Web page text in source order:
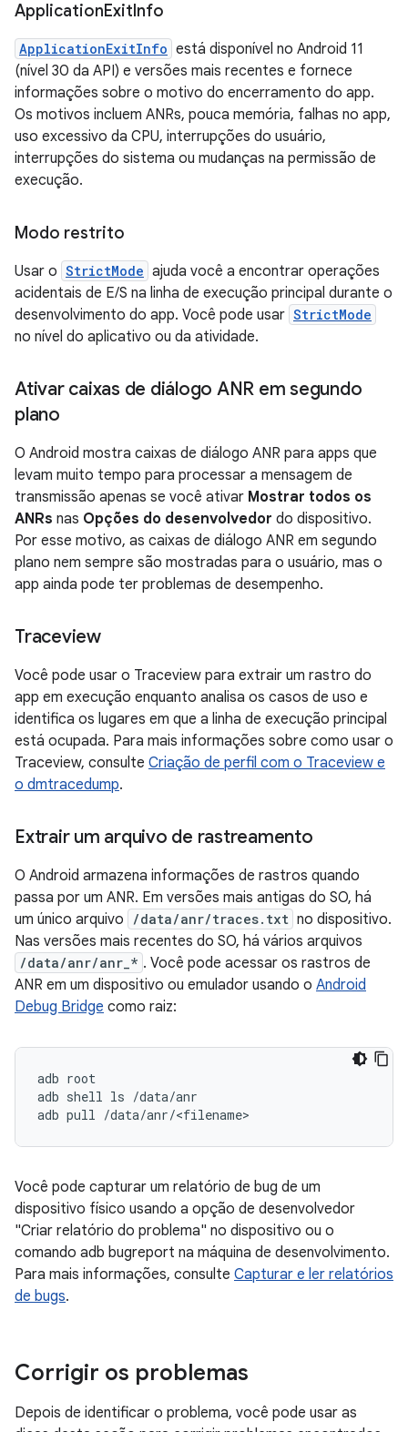
ApplicationExit Info
ApplicationExitInfo está disponível no Android 11
(nível 30 da API) e versões mais recentes e fornece
informações sobre o motivo do encerramento do app.
Os motivos incluem ANRs, pouca memória, falhas no app,
uso excessivo da CPU, interrupções do usuário,
interrupções do sistema ou mudanças na permissão de
execução.
Modo restrito
Usar o StrictMode ajuda você a encontrar operações
acidentais de E/S na linha de execução principal durante o
desenvolvimento do app. Você pode usar StrictMode
no nível do aplicativo ou da atividade.
Ativar caixas de diálogo ANR em segundo
plano
O Android mostra caixas de diálogo ANR para apps que
levam muito tempo para processar a mensagem de
transmissão apenas se você ativar Mostrar todos os
ANRs nas Opções do desenvolvedor do dispositivo.
Por esse motivo, as caixas de diálogo ANR em segundo
plano nem sempre são mostradas para o usuário, mas o
app ainda pode ter problemas de desempenho.
Traceview
Você pode usar o Traceview para extrair um rastro do
app em execução enquanto analisa os casos de uso e
identifica os lugares em que a linha de execução principal
está ocupada. Para mais informações sobre como usar o
Traceview, consulte Criação de perfil com o Traceview e
o dmtracedump.
Extrair um arquivo de rastreamento
O Android armazena informações de rastros quando
passa por um ANR. Em versões mais antigas do SO, há
um único arquivo
/data/anr/traces.txt no dispositivo.
Nas versões mais recentes do SO, há vários arquivos
/data/anr/anr_* . Você pode acessar os rastros de
ANR em um dispositivo ou emulador usando o Android
Debug Bridge como raiz:
adb root
adb shell ls /data/anr
Você pode capturar um relatório de bug de um
dispositivo físico usando a opção de desenvolvedor
"Criar relatório do problema" no dispositivo ou o
comando adb bugreport na máquina de desenvolvimento.
Para mais informações, consulte Capturar e ler relatórios
de bugs.
Corrigir os problemas
Depois de identificar o problema, você pode usar as